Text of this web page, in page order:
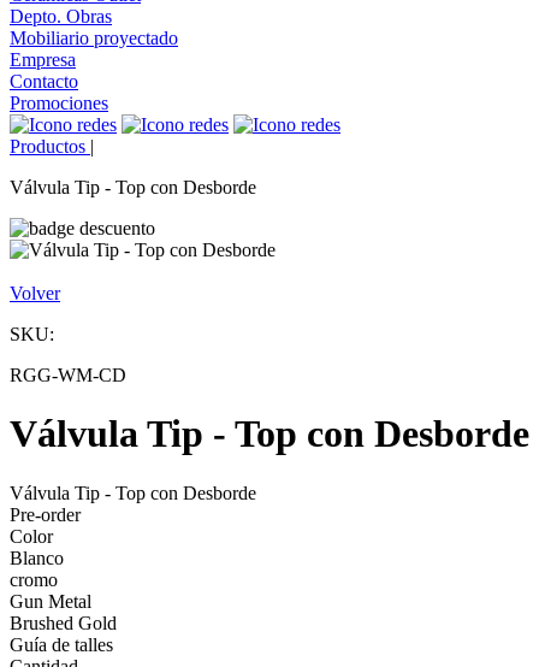
Depto. Obras
Mobiliario proyectado
Empresa
Contacto
Promociones
Productos |
Válvula Tip - Top con Desborde
Volver
SKU:
RGG-WM-CD
Válvula Tip - Top con Desborde
Válvula Tip - Top con Desborde
Pre-order
Color
Blanco
cromo
Gun Metal
Brushed Gold
Guía de talles